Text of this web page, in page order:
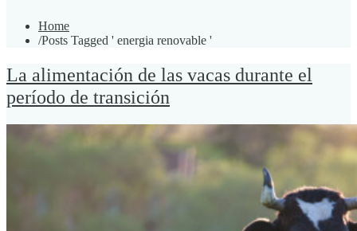
Home
/Posts Tagged ' energia renovable '
La alimentación de las vacas durante el
período de transición